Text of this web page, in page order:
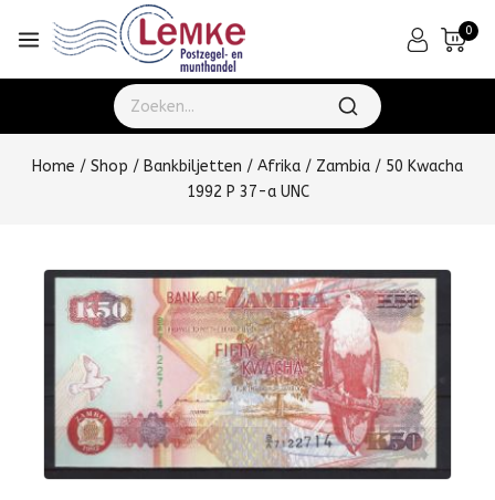
0
Home / Shop / Bankbiljetten / Afrika / Zambia / 50 Kwacha
1992 P 37-a UNC